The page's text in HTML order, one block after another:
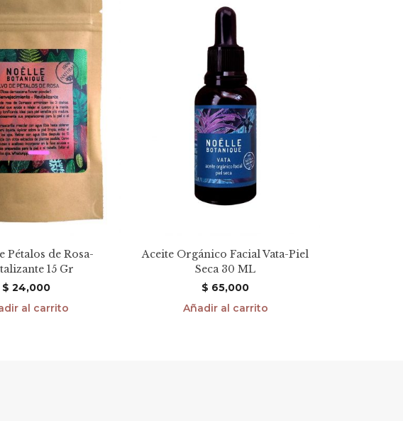
Pétalos de Rosa-
15 Gr
$ 24,000
al carrito
Aceite Orgánico Facial Vata-Piel
Seca 30 ML
$ 65,000
Añadir al carrito